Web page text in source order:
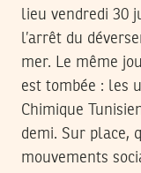
lieu vendredi 30
l’arrêt du
mer. Le même
est tombée : les
Chimique
demi. Sur place,
mouvements